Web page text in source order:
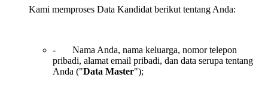
Kami memproses Data Kandidat berikut tentang Anda:
- Nama Anda, nama keluarga, nomor telepon
pribadi, alamat email pribadi, dan data serupa tentang
Anda ("Data Master");